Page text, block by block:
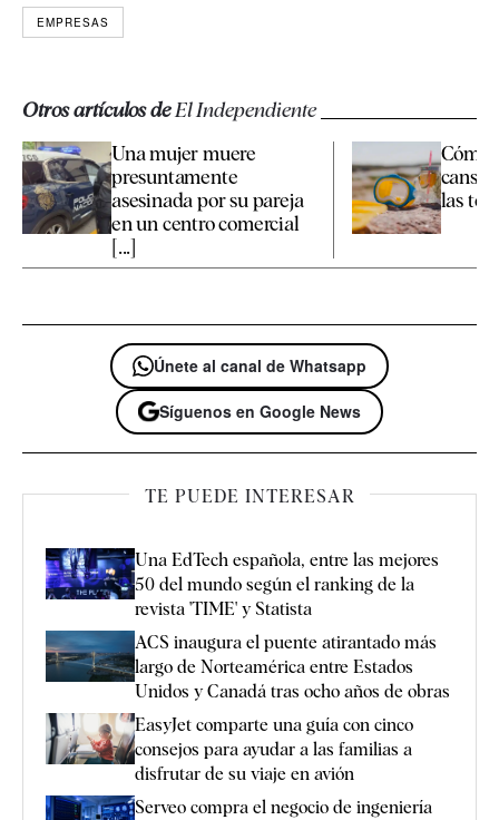
EMPRESAS
Otros artículos deEl Independiente
Una mujer muere
presuntamente
asesinada por su pareja
en un centro comercial
[...]
Cómo
las
Únete al canal de Whatsapp
Síguenos en Google News
TE PUEDE INTERESAR
Una EdTech española, entre las mejores
50 del mundo según el ranking de la
revista 'TIME' y Statista
ACS inaugura el puente atirantado más
largo de Norteamérica entre Estados
Unidos y Canadá tras ocho años de obras
EasyJet comparte una guía con cinco
consejos para ayudar a las familias a
disfrutar de su viaje en avión
Serveo compra el negocio de ingeniería